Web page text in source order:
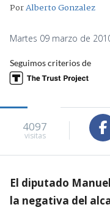
PorAlberto Gonzalez
Martes 09 marzo de
Seguimos criterios de
4097
visitas
El diputado
la negativa del